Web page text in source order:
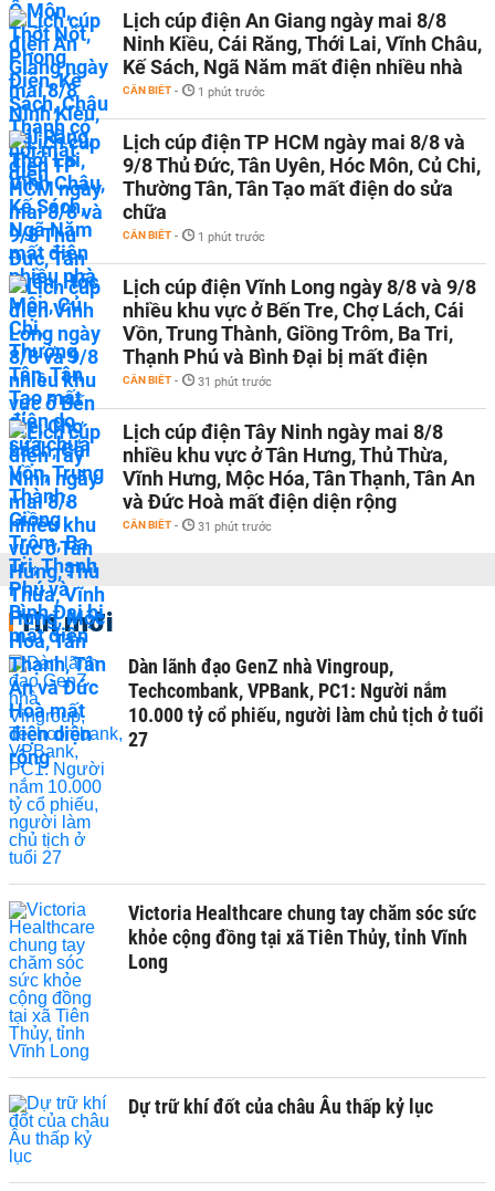
Lịch cúp điện An Giang ngày mai 8/8
Ninh Kiều, Cái Răng, Thới Lai, Vĩnh Châu,
Kế Sách, Ngã Năm mất điện nhiều nhà
CẦN BIẾT - 1 phút trước
Lịch cúp điện TP HCM ngày mai 8/8 và
9/8 Thủ Đức, Tân Uyên, Hóc Môn, Củ Chi,
Thường Tân, Tân Tạo mất điện do sửa
chữa
CẦN BIẾT - 1 phút trước
Lịch cúp điện Vĩnh Long ngày 8/8 và 9/8
nhiều khu vực ở Bến Tre, Chợ Lách, Cái
Vồn, Trung Thành, Giồng Trôm, Ba Tri,
Thạnh Phú và Bình Đại bị mất điện
CẦN BIẾT - 31 phút trước
Lịch cúp điện Tây Ninh ngày mai 8/8
nhiều khu vực ở Tân Hưng, Thủ Thừa,
Vĩnh Hưng, Mộc Hóa, Tân Thạnh, Tân An
và Đức Hoà mất điện diện rộng
CẦN BIẾT - 31 phút trước
Tin mới
Dàn lãnh đạo GenZ nhà Vingroup,
Techcombank, VPBank, PC1: Người nắm
10.000 tỷ cổ phiếu, người làm chủ tịch ở tuổi
27
Victoria Healthcare chung tay chăm sóc sức
khỏe cộng đồng tại xã Tiên Thủy, tỉnh Vĩnh
Long
Dự trữ khí đốt của châu Âu thấp kỷ lục